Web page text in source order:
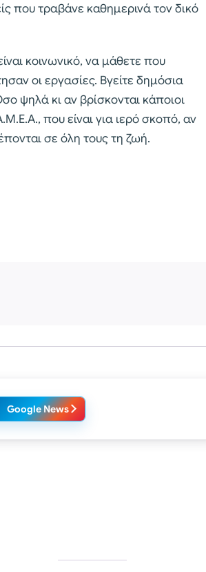
που τραβάνε καθημερινά τον δικό
κοινωνικό, να μάθετε που
οι εργασίες. Βγείτε δημόσια
ψηλά κι αν βρίσκονται κάποιοι
που είναι για ιερό σκοπό, αν
σε όλη τους τη ζωή.
Google News